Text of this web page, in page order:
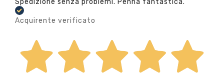
Spedizione senza problemi. Penna fantastica.
Acquirente verificato